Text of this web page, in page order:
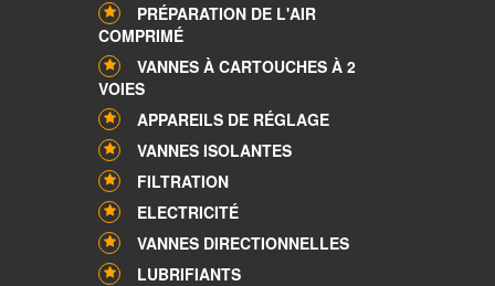
PRÉPARATION DE L'AIR
COMPRIMÉ
VANNES À CARTOUCHES À 2
VOIES
APPAREILS DE RÉGLAGE
VANNES ISOLANTES
FILTRATION
ELECTRICITÉ
VANNES DIRECTIONNELLES
LUBRIFIANTS